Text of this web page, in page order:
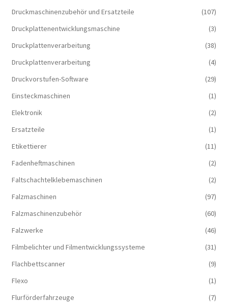
Druckmaschinenzubehör und Ersatzteile
(107)
Druckplattenentwicklungsmaschine
(3)
Druckplattenverarbeitung
(38)
Druckplattenverarbeitung
(4)
Druckvorstufen-Software
(29)
Einsteckmaschinen
(1)
Elektronik
(2)
Ersatzteile
(1)
Etikettierer
(11)
Fadenheftmaschinen
(2)
Faltschachtelklebemaschinen
(2)
Falzmaschinen
(97)
Falzmaschinenzubehör
(60)
Falzwerke
(46)
Filmbelichter und Filmentwicklungssysteme
(31)
Flachbettscanner
(9)
Flexo
(1)
Flurförderfahrzeuge
(7)